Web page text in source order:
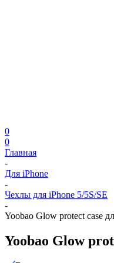
0
0
Главная
-
Для iPhone
-
Чехлы для iPhone 5/5S/SE
-
Yoobao Glow protect case
Yoobao Glow